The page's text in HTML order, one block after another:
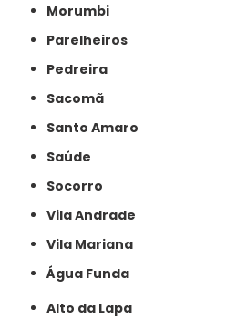
Morumbi
Parelheiros
Pedreira
Sacomã
Santo Amaro
Saúde
Socorro
Vila Andrade
Vila Mariana
Água Funda
Alto da Lapa